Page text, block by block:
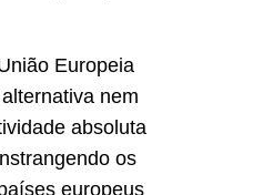
Europeia
nem
absoluta
os
europeus